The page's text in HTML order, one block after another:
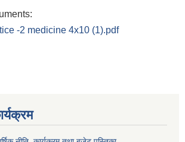
-2 medicine 4x10 (1).pdf